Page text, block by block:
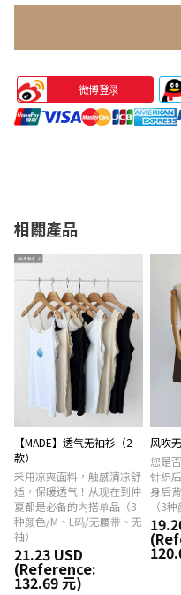
微博登录
相關產品
【MADE】透气无袖衫（2
款）
采用凉爽面料，触感清凉舒
适，保暖透气！从现在到仲
夏都是必备的内搭单品（3
种颜色/M、L码/无腰带、无
袖）
21.23 USD
(Reference:
132.69 元)
风吹
您是
针织
身后
（3